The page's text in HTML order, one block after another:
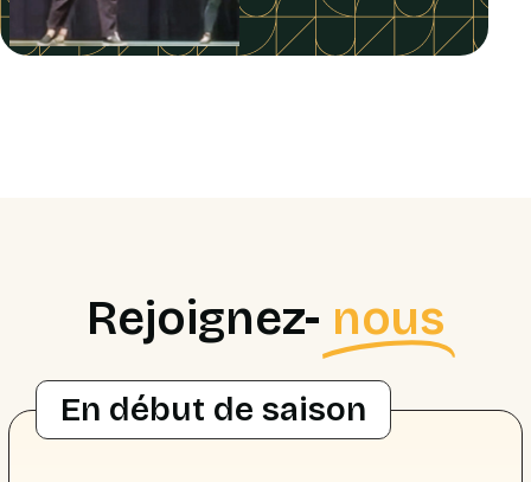
Rejoignez- nous
En début de saison